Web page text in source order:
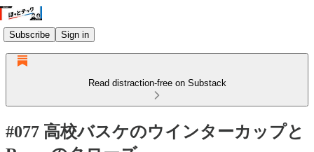
Subscribe Sign in
Read distraction-free on Substack
#077 高校バスケのウインターカップと